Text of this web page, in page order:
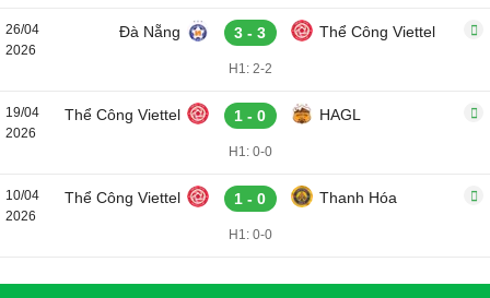
26/04
2026
Đà Nẵng 3 - 3 Thể Công Viettel
H1: 2-2
19/04
2026
Thể Công Viettel 1 - 0 HAGL
H1: 0-0
10/04
2026
Thể Công Viettel 1 - 0 Thanh Hóa
H1: 0-0